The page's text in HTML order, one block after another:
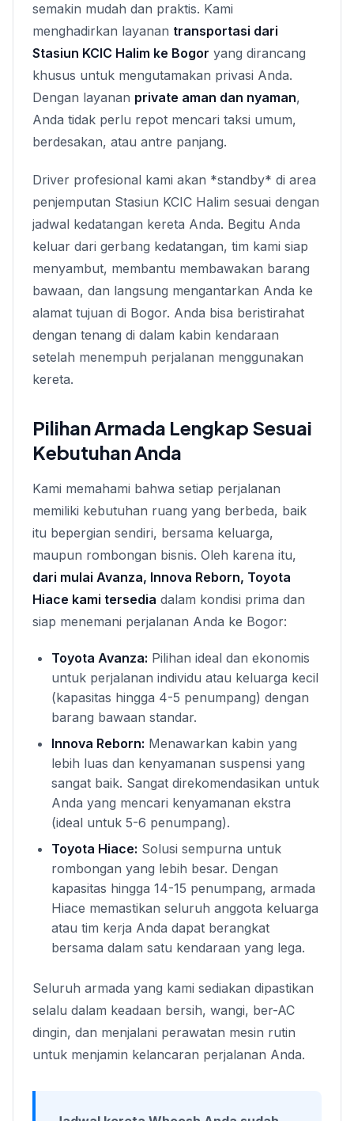
semakin mudah dan praktis. Kami
menghadirkan layanan transportasi dari
Stasiun KCIC Halim ke Bogor yang dirancang
khusus untuk mengutamakan privasi Anda.
Dengan layanan private aman dan nyaman,
Anda tidak perlu repot mencari taksi umum,
berdesakan, atau antre panjang.
Driver profesional kami akan *standby* di area
penjemputan Stasiun KCIC Halim sesuai dengan
jadwal kedatangan kereta Anda. Begitu Anda
keluar dari gerbang kedatangan, tim kami siap
menyambut, membantu membawakan barang
bawaan, dan langsung mengantarkan Anda ke
alamat tujuan di Bogor. Anda bisa beristirahat
dengan tenang di dalam kabin kendaraan
setelah menempuh perjalanan menggunakan
kereta.
Pilihan Armada Lengkap Sesuai
Kebutuhan Anda
Kami memahami bahwa setiap perjalanan
memiliki kebutuhan ruang yang berbeda, baik
itu bepergian sendiri, bersama keluarga,
maupun rombongan bisnis. Oleh karena itu,
dari mulai Avanza, Innova Reborn, Toyota
Hiace kami tersedia dalam kondisi prima dan
siap menemani perjalanan Anda ke Bogor:
Toyota Avanza: Pilihan ideal dan ekonomis
untuk perjalanan individu atau keluarga kecil
(kapasitas hingga 4-5 penumpang) dengan
barang bawaan standar.
Innova Reborn: Menawarkan kabin yang
lebih luas dan kenyamanan suspensi yang
sangat baik. Sangat direkomendasikan untuk
Anda yang mencari kenyamanan ekstra
(ideal untuk 5-6 penumpang).
Toyota Hiace: Solusi sempurna untuk
rombongan yang lebih besar. Dengan
kapasitas hingga 14-15 penumpang, armada
Hiace memastikan seluruh anggota keluarga
atau tim kerja Anda dapat berangkat
bersama dalam satu kendaraan yang lega.
Seluruh armada yang kami sediakan dipastikan
selalu dalam keadaan bersih, wangi, ber-AC
dingin, dan menjalani perawatan mesin rutin
untuk menjamin kelancaran perjalanan Anda.